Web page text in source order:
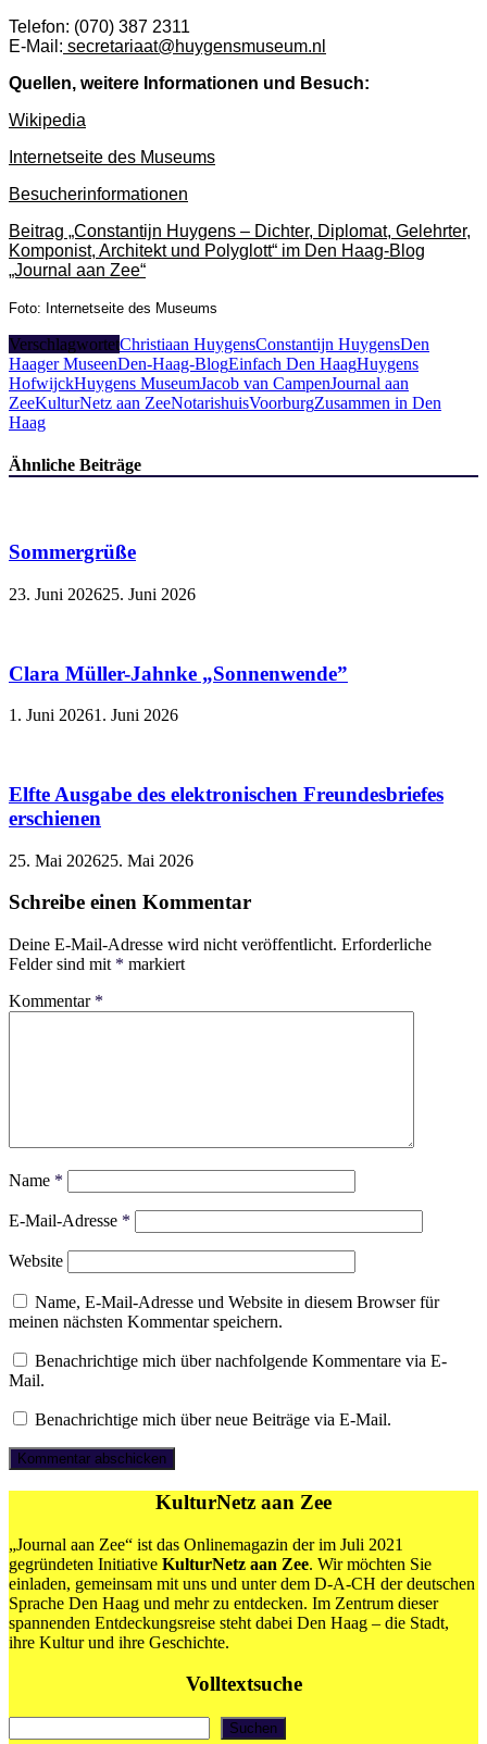
Telefon: (070) 387 2311
E-Mail: secretariaat@huygensmuseum.nl
Quellen, weitere Informationen und Besuch:
Wikipedia
Internetseite des Museums
Besucherinformationen
Beitrag „Constantijn Huygens – Dichter, Diplomat, Gelehrter,
Komponist, Architekt und Polyglott“ im Den Haag-Blog
„Journal aan Zee“
Foto: Internetseite des Museums
VerschlagwortetChristiaan HuygensConstantijn HuygensDen
Haager MuseenDen-Haag-BlogEinfach Den HaagHuygens
HofwijckHuygens MuseumJacob van CampenJournal aan
ZeeKulturNetz aan ZeeNotarishuisVoorburgZusammen in Den
Haag
Ähnliche Beiträge
Sommergrüße
23. Juni 202625. Juni 2026
Clara Müller-Jahnke „Sonnenwende”
1. Juni 20261. Juni 2026
Elfte Ausgabe des elektronischen Freundesbriefes
erschienen
25. Mai 202625. Mai 2026
Schreibe einen Kommentar
Deine E-Mail-Adresse wird nicht veröffentlicht. Erforderliche
Felder sind mit * markiert
Kommentar *
Name *
E-Mail-Adresse *
Website
Name, E-Mail-Adresse und Website in diesem Browser für
meinen nächsten Kommentar speichern.
Benachrichtige mich über nachfolgende Kommentare via E-
Mail.
Benachrichtige mich über neue Beiträge via E-Mail.
KulturNetz aan Zee
„Journal aan Zee“ ist das Onlinemagazin der im Juli 2021
gegründeten Initiative KulturNetz aan Zee. Wir möchten Sie
einladen, gemeinsam mit uns und unter dem D-A-CH der deutschen
Sprache Den Haag und mehr zu entdecken. Im Zentrum dieser
spannenden Entdeckungsreise steht dabei Den Haag – die Stadt,
ihre Kultur und ihre Geschichte.
Volltextsuche
Suchen